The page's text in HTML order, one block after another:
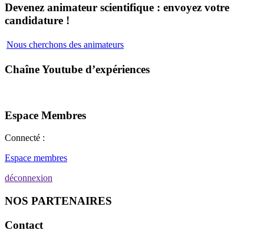
Devenez animateur scientifique : envoyez votre
candidature !
Nous cherchons des animateurs
Chaîne Youtube d’expériences
Espace Membres
Connecté :
Espace membres
déconnexion
NOS PARTENAIRES
Contact